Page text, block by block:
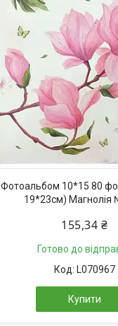
Фотоальбом 10*15 80
19*23см) Магнолія
155,34 ₴
Готово до
L070967
Купити